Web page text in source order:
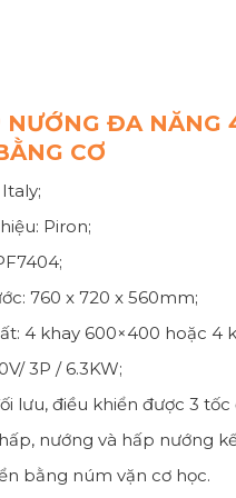
NƯỚNG ĐA NĂNG
CƠ
Piron;
760 x 720 x 560mm;
4 khay 600×400 hoặc 4
3P / 6.3KW;
lưu, điều khiển được 3
nướng và hấp nướng
bằng núm vặn cơ học.